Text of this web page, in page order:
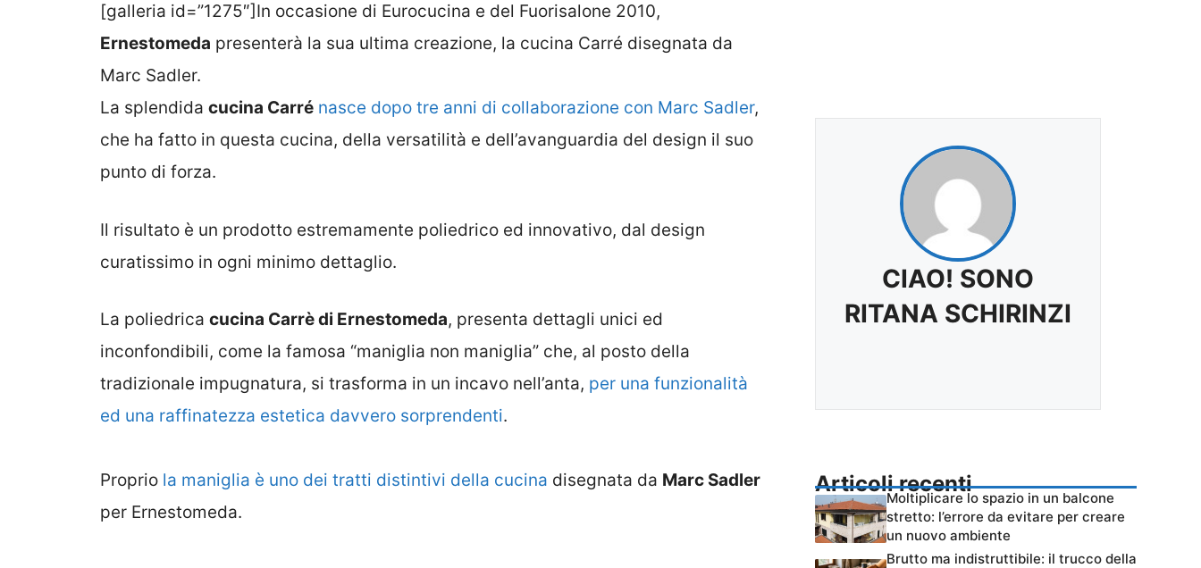
[galleria id=”1275″]In occasione di Eurocucina e del Fuorisalone 2010,
Ernestomeda presenterà la sua ultima creazione, la cucina Carré disegnata da
Marc Sadler.
La splendida cucina Carré nasce dopo tre anni di collaborazione con Marc Sadler,
che ha fatto in questa cucina, della versatilità e dell’avanguardia del design il suo
punto di forza.
Il risultato è un prodotto estremamente poliedrico ed innovativo, dal design
curatissimo in ogni minimo dettaglio.
La poliedrica cucina Carrè di Ernestomeda, presenta dettagli unici ed
inconfondibili, come la famosa “maniglia non maniglia” che, al posto della
tradizionale impugnatura, si trasforma in un incavo nell’anta, per una funzionalità
ed una raffinatezza estetica davvero sorprendenti.
Proprio la maniglia è uno dei tratti distintivi della cucina disegnata da Marc Sadler
per Ernestomeda.
CIAO! SONO
RITANA SCHIRINZI
Articoli recenti
Moltiplicare lo spazio in un balcone
stretto: l’errore da evitare per creare
un nuovo ambiente
Brutto ma indistruttibile: il trucco della